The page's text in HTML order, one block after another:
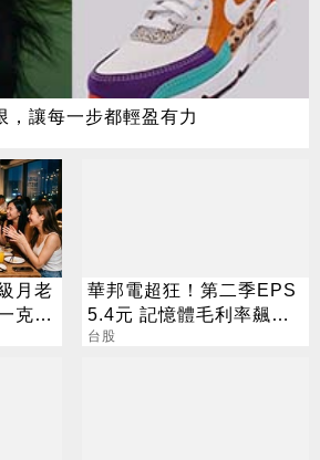
，讓每一步都輕盈有力
月老
克拉
華邦電超狂！第二季EPS
5.4元 記憶體毛利率飆至
70.3%
台股